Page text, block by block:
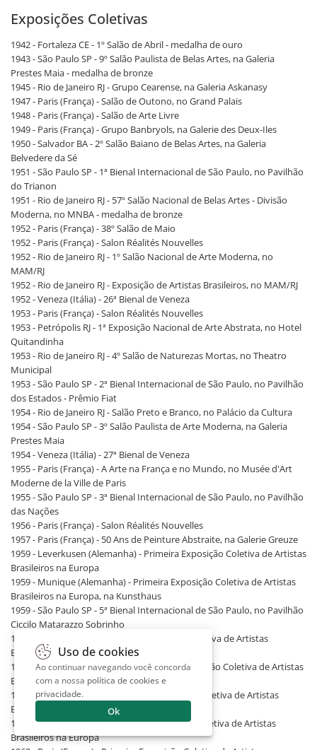
Exposições Coletivas
1942 - Fortaleza CE - 1º Salão de Abril - medalha de ouro
1943 - São Paulo SP - 9º Salão Paulista de Belas Artes, na Galeria
Prestes Maia - medalha de bronze
1945 - Rio de Janeiro RJ - Grupo Cearense, na Galeria Askanasy
1947 - Paris (França) - Salão de Outono, no Grand Palais
1948 - Paris (França) - Salão de Arte Livre
1949 - Paris (França) - Grupo Banbryols, na Galerie des Deux-Iles
1950 - Salvador BA - 2º Salão Baiano de Belas Artes, na Galeria
Belvedere da Sé
1951 - São Paulo SP - 1ª Bienal Internacional de São Paulo, no Pavilhão
do Trianon
1951 - Rio de Janeiro RJ - 57º Salão Nacional de Belas Artes - Divisão
Moderna, no MNBA - medalha de bronze
1952 - Paris (França) - 38º Salão de Maio
1952 - Paris (França) - Salon Réalités Nouvelles
1952 - Rio de Janeiro RJ - 1º Salão Nacional de Arte Moderna, no
MAM/RJ
1952 - Rio de Janeiro RJ - Exposição de Artistas Brasileiros, no MAM/RJ
1952 - Veneza (Itália) - 26ª Bienal de Veneza
1953 - Paris (França) - Salon Réalités Nouvelles
1953 - Petrópolis RJ - 1ª Exposição Nacional de Arte Abstrata, no Hotel
Quitandinha
1953 - Rio de Janeiro RJ - 4º Salão de Naturezas Mortas, no Theatro
Municipal
1953 - São Paulo SP - 2ª Bienal Internacional de São Paulo, no Pavilhão
dos Estados - Prêmio Fiat
1954 - Rio de Janeiro RJ - Salão Preto e Branco, no Palácio da Cultura
1954 - São Paulo SP - 3º Salão Paulista de Arte Moderna, na Galeria
Prestes Maia
1954 - Veneza (Itália) - 27ª Bienal de Veneza
1955 - Paris (França) - A Arte na França e no Mundo, no Musée d'Art
Moderne de la Ville de Paris
1955 - São Paulo SP - 3ª Bienal Internacional de São Paulo, no Pavilhão
das Nações
1956 - Paris (França) - Salon Réalités Nouvelles
1957 - Paris (França) - 50 Ans de Peinture Abstraite, na Galerie Greuze
1959 - Leverkusen (Alemanha) - Primeira Exposição Coletiva de Artistas
Brasileiros na Europa
1959 - Munique (Alemanha) - Primeira Exposição Coletiva de Artistas
Brasileiros na Europa, na Kunsthaus
1959 - São Paulo SP - 5ª Bienal Internacional de São Paulo, no Pavilhão
Ciccilo Matarazzo Sobrinho
1959 - Viena (Áustria) - Primeira Exposição Coletiva de Artistas
Brasileiros na Europa
1960 - Hamburgo (Alemanha) - Primeira Exposição Coletiva de Artistas
Brasileiros na Europa
1960 - Lisboa (Portugal) - Primeira Exposição Coletiva de Artistas
Brasileiros na Europa
1960 - Madri (Espanha) - Primeira Exposição Coletiva de Artistas
Brasileiros na Europa
Uso de cookies
Ao continuar navegando você concorda
com a nossa política de cookies e
privacidade.
Ok